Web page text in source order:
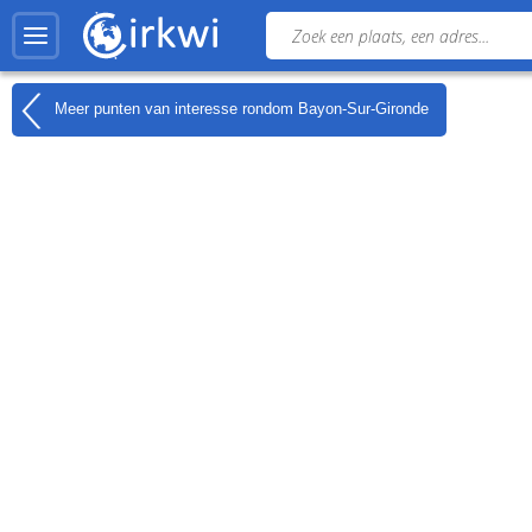
Meer punten van interesse rondom Bayon-Sur-Gironde